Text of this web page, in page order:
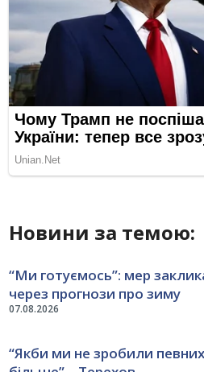
Новини за темою:
07.08.2026
“Ми готуємось”: мер
через прогнози про зиму
“Якби ми не зробили